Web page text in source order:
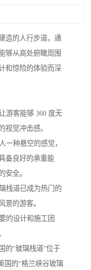
造的人行步道，通
够从高处俯瞰周围
和惊险的体验而深
游客能够 360 度无
视觉冲击感。
种悬空的感觉，
备良好的承重能
安全。
栈道已成为热门的
景的游客。
的设计和施工团
的“玻璃栈道”位于
国的“格兰峡谷玻璃